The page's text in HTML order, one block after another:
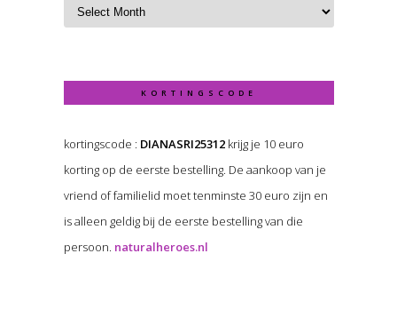
KORTINGSCODE
kortingscode : DIANASRI25312krijg je 10 euro
korting op de eerste bestelling. De aankoop van je
vriend of familielid moet tenminste 30 euro zijn en
is alleen geldig bij de eerste bestelling van die
persoon. naturalheroes.nl